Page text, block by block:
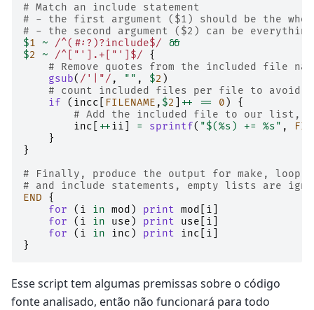
# Match an include statement
# - the first argument ($1) should be the
# - the second argument ($2) can be
$1 ~ /^(#:?)?include$/
&&
$2 ~ /^["'].+["']$/
{
# Remove quotes from the included file
gsub( /'|"/ , "" , $2 )
# count included files per file to avoid
if
( incc FILENAME , $2 ++ == 0 )
{
# Add the included file to our list,
inc
++ii = sprintf( "$(%s) += %s" ,
}
}
# Finally, produce the output for make, loop
# and include statements, empty lists are
END
{
for
( i in mod ) print mod i
for
( i in use ) print use i
for
( i in inc ) print inc i
}
Esse script tem algumas premissas sobre o código
fonte analisado, então não funcionará para todo